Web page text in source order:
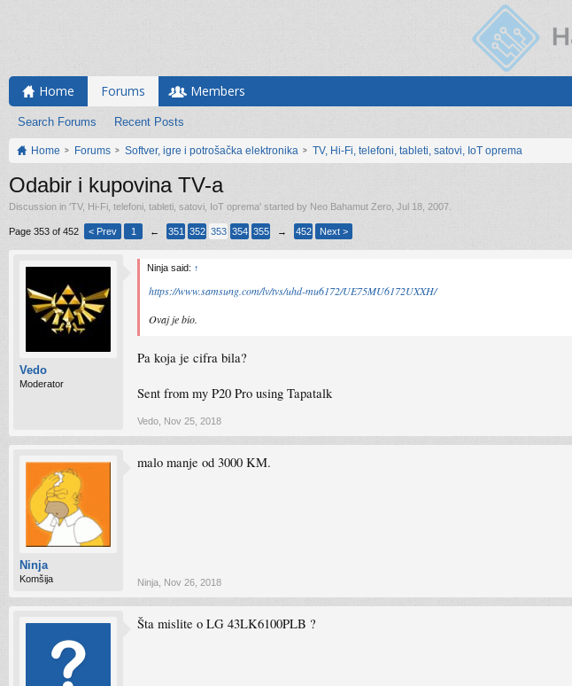
Home Forums
Search Forums Recent Posts
Members
Home Forums Softver, igre i potrošačka elektronika TV, Hi-Fi, telefoni, tableti, satovi, IoT oprema
Odabir i kupovina TV-a
Discussion in 'TV, Hi-Fi, telefoni, tableti, satovi, IoT oprema' started by Neo Bahamut Zero Jul 18, 2007
Page 353 of 452 < Prev 1 ← 351 352 353 354 355 → 452 Next >
Vedo
Moderator
Ninja said: ↑
https://www.samsung.com/lv/tvs/uhd-mu6172/UE75MU6172UXXH/
Ovaj je bio.
Pa koja je cifra bila?
Sent from my P20 Pro using Tapatalk
Vedo Nov 25, 2018
Ninja
Komšija
malo manje od 3000 KM.
Ninja Nov 26, 2018
Šta mislite o LG 43LK6100PLB ?